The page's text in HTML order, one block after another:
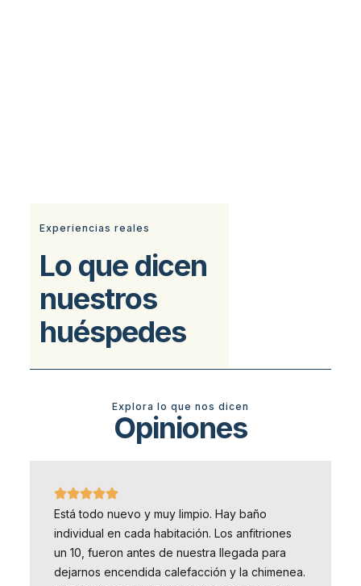
Experiencias reales
Lo que dicen
nuestros
huéspedes
Explora lo que nos dicen
Opiniones
Está todo nuevo y muy limpio. Hay baño
individual en cada habitación. Los anfitriones
un 10, fueron antes de nuestra llegada para
dejarnos encendida calefacción y la chimenea.